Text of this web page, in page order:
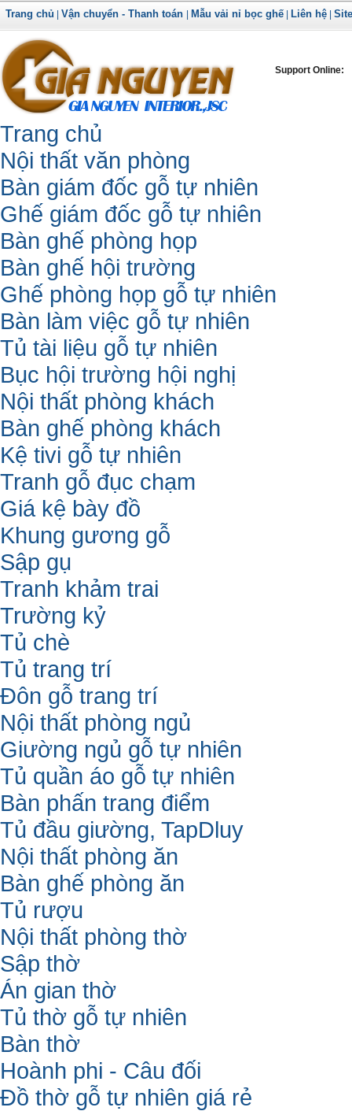
Trang chủ Vận chuyển - Thanh toán Mẫu vải nỉ bọc ghế| Liên hệ|
Support Online:
Trang chủ
Nội thất văn phòng
Bàn giám đốc gỗ tự nhiên
Ghế giám đốc gỗ tự nhiên
Bàn ghế phòng họp
Bàn ghế hội trường
Ghế phòng họp gỗ tự nhiên
Bàn làm việc gỗ tự nhiên
Tủ tài liệu gỗ tự nhiên
Bục hội trường hội nghị
Nội thất phòng khách
Bàn ghế phòng khách
Kệ tivi gỗ tự nhiên
Tranh gỗ đục chạm
Giá kệ bày đồ
Khung gương gỗ
Sập gụ
Tranh khảm trai
Trường kỷ
Tủ chè
Tủ trang trí
Đôn gỗ trang trí
Nội thất phòng ngủ
Giường ngủ gỗ tự nhiên
Tủ quần áo gỗ tự nhiên
Bàn phấn trang điểm
Tủ đầu giường, TapDluy
Nội thất phòng ăn
Bàn ghế phòng ăn
Tủ rượu
Nội thất phòng thờ
Sập thờ
Án gian thờ
Tủ thờ gỗ tự nhiên
Bàn thờ
Hoành phi - Câu đối
Đồ thờ gỗ tự nhiên giá rẻ